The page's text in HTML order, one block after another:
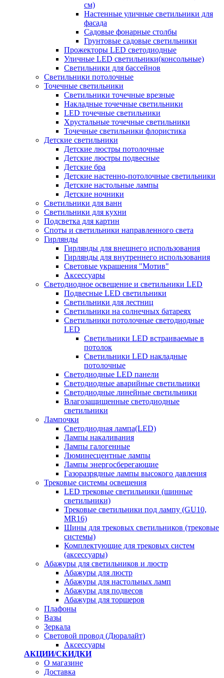
см)
Настенные уличные светильники для
фасада
Садовые фонарные столбы
Грунтовые садовые светильники
Прожекторы LED светодиодные
Уличные LED светильники(консольные)
Светильники для бассейнов
Светильники потолочные
Точечные светильники
Светильники точечные врезные
Накладные точечные светильники
LED точечные светильники
Хрустальные точечные светильники
Точечные светильники флористика
Детские светильники
Детские люстры потолочные
Детские люстры подвесные
Детские бра
Детские настенно-потолочные светильники
Детские настольные лампы
Детские ночники
Светильники для ванн
Светильники для кухни
Подсветка для картин
Споты и светильники направленного света
Гирлянды
Гирлянды для внешнего использования
Гирлянды для внутреннего использования
Световые украшения "Мотив"
Аксессуары
Светодиодное освещение и светильники LED
Подвесные LED светильники
Светильники для лестниц
Светильники на солнечных батареях
Светильники потолочные светодиодные
LED
Cветильники LED встраиваемые в
потолок
Светильники LED накладные
потолочные
Светодиодные LED панели
Светодиодные аварийные светильники
Светодиодные линейные светильники
Влагозащищенные светодиодные
светильники
Лампочки
Светодиодная лампа(LED)
Лампы накаливания
Лампы галогенные
Люминесцентные лампы
Лампы энергосберегающие
Газоразрядные лампы высокого давления
Трековые системы освещения
LED трековые светильники (шинные
светильники)
Трековые светильники под лампу (GU10,
MR16)
Шины для трековых светильников (трековые
системы)
Комплектующие для трековых систем
(аксессуары)
Абажуры для светильников и люстр
Абажуры для люстр
Абажуры для настольных ламп
Абажуры для подвесов
Абажуры для торшеров
Плафоны
Вазы
Зеркала
Световой провод (Дюралайт)
Аксессуары
АКЦИИ/СКИДКИ
О магазине
Доставка